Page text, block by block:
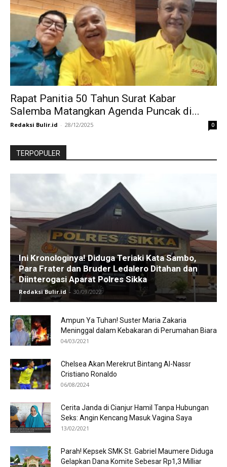
Rapat Panitia 50 Tahun Surat Kabar
Salemba Matangkan Agenda Puncak di...
Redaksi Bulir.id - 28/12/2025 0
TERPOPULER
Ini Kronologinya! Diduga Teriaki Kata Sambo,
Para Frater dan Bruder Ledalero Ditahan dan
Diinterogasi Aparat Polres Sikka
Redaksi Bulir.id - 30/09/2022
Ampun Ya Tuhan! Suster Maria Zakaria
Meninggal dalam Kebakaran di Perumahan Biara
04/03/2021
Chelsea Akan Merekrut Bintang Al-Nassr
Cristiano Ronaldo
06/08/2024
Cerita Janda di Cianjur Hamil Tanpa Hubungan
Seks: Angin Kencang Masuk Vagina Saya
13/02/2021
Parah! Kepsek SMK St. Gabriel Maumere Diduga
Gelapkan Dana Komite Sebesar Rp1,3 Milliar